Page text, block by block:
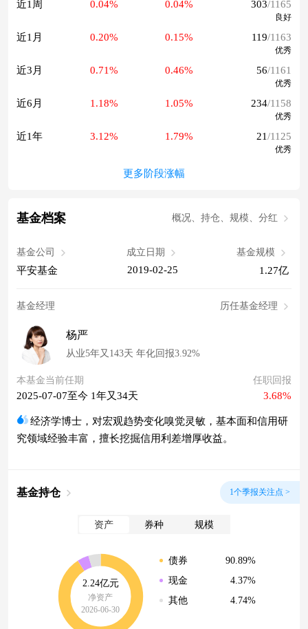
近1周 0.04% 0.04% 303/1165
良好
近1月 0.20% 0.15% 119/1163
优秀
近3月 0.71% 0.46% 56/1161
优秀
近6月 1.18% 1.05% 234/1158
优秀
近1年 3.12% 1.79% 21/1125
优秀
更多阶段涨幅
基金档案 概况、持仓、规模、分红
基金公司
平安基金
成立日期
2019-02-25
基金规模
1.27亿
基金经理 历任基金经理
杨严
从业5年又143天 年化回报3.92%
本基金当前任期
2025-07-07至今 1年又34天
任职回报
3.68%
经济学博士，对宏观趋势变化嗅觉灵敏，基本面和信用研
究领域经验丰富，擅长挖掘信用利差增厚收益。
基金持仓 1个季报关注点 >
资产 券种 规模
2.24亿元
净资产
2026-06-30
债券
90.89%
现金
4.37%
其他
4.74%